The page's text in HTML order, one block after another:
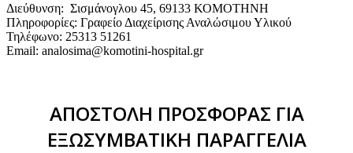
Διεύθυνση: Σισμάνογλου 45, 69133 ΚΟΜΟΤΗΝΗ
Πληροφορίες: Γραφείο Διαχείρισης Αναλώσιμου Υλικού
Τηλέφωνο: 25313 51261
Email: analosima@komotini-hospital.gr
ΑΠΟΣΤΟΛΗ ΠΡΟΣΦΟΡΑΣ ΓΙΑ
ΕΞΩΣΥΜΒΑΤΙΚΗ ΠΑΡΑΓΓΕΛΙΑ